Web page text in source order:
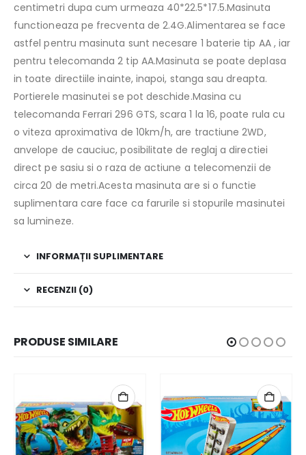
centimetri dupa cum urmeaza 40*22.5*17.5.Masinuta
functioneaza pe frecventa de 2.4G.Alimentarea se face
astfel pentru masinuta sunt necesare 1 baterie tip AA , iar
pentru telecomanda 2 tip AA.Masinuta se poate deplasa
in toate directiile inainte, inapoi, stanga sau dreapta.
Portierele masinutei se pot deschide.Masina cu
telecomanda Ferrari 296 GTS, scara 1 la 16, poate rula cu
o viteza aproximativa de 10km/h, are tractiune 2WD,
anvelope de cauciuc, posibilitate de reglaj a directiei
direct pe sasiu si o raza de actiune a telecomenzii de
circa 20 de metri.Acesta masinuta are si o functie
suplimentara care face ca farurile si stopurile masinutei
sa lumineze.
INFORMAȚII SUPLIMENTARE
RECENZII (0)
PRODUSE SIMILARE